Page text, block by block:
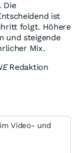
Die
ist
folgt. Höhere
und steigende
Mix.
Redaktion
Video- und